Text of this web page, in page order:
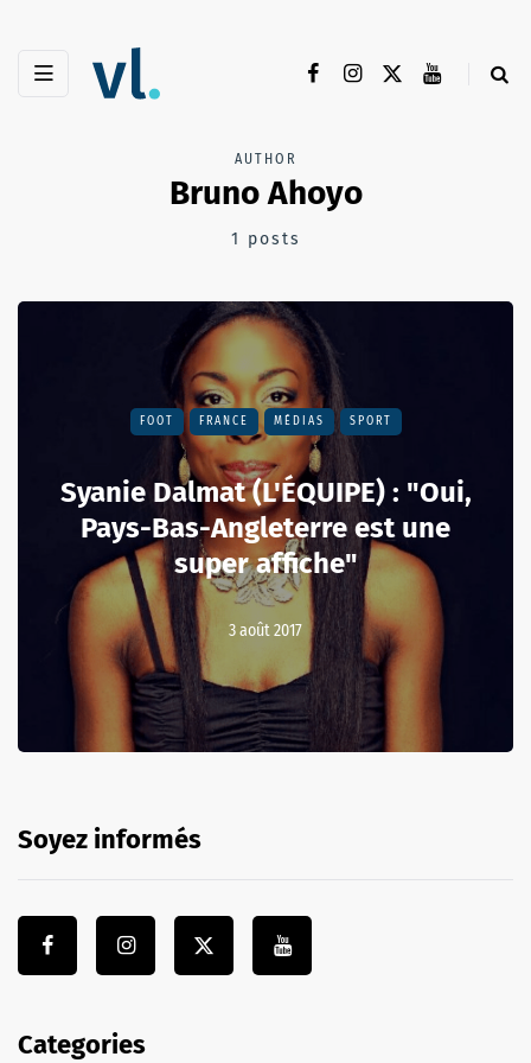
AUTHOR
Bruno Ahoyo
1 posts
FOOT FRANCE MÉDIAS SPORT
Syanie Dalmat (L'ÉQUIPE) : "Oui,
Pays-Bas-Angleterre est une
super affiche"
3 août 2017
Soyez informés
Categories